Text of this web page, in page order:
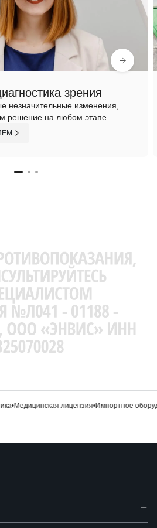
зрения
незначительные изменения,
решение на любом этапе.
•Медицинская лицензия•Импортное